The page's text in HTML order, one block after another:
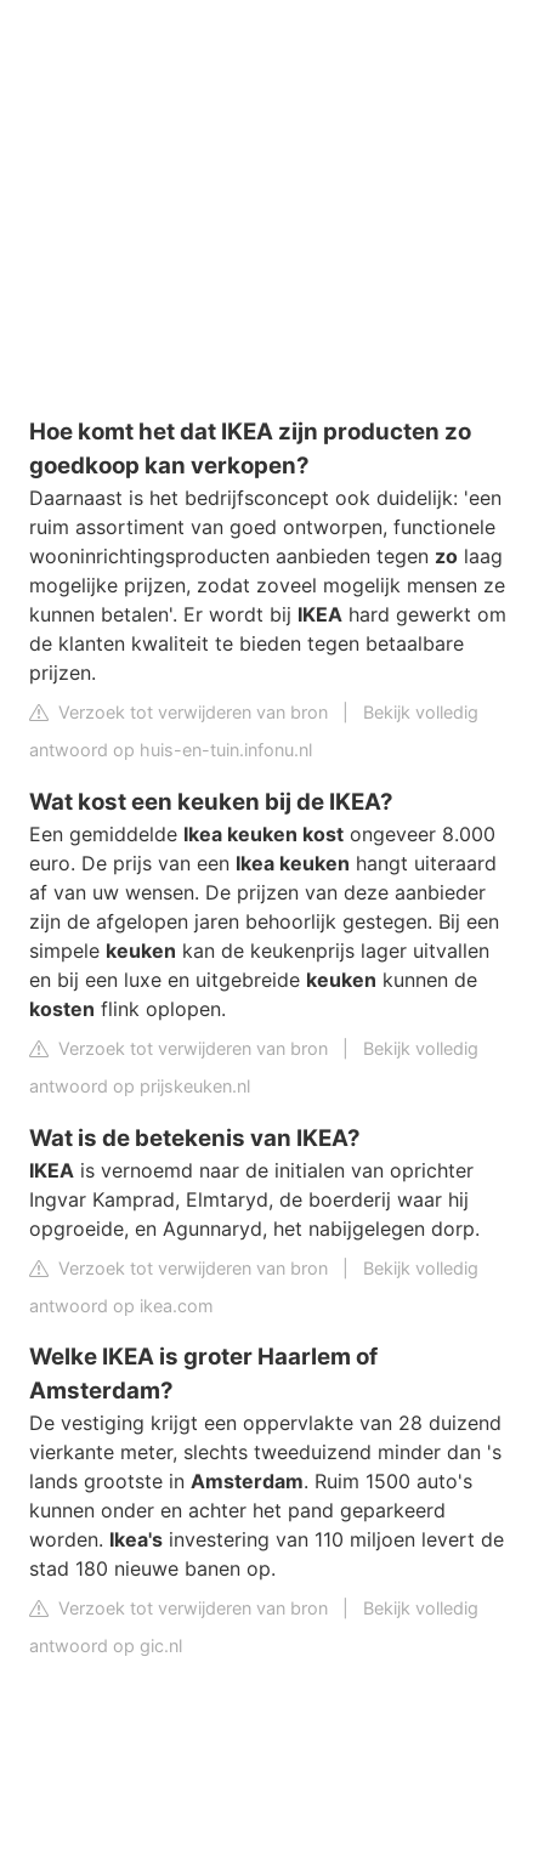
Hoe komt het dat IKEA zijn producten zo
goedkoop kan verkopen?
Daarnaast is het bedrijfsconcept ook duidelijk: 'een
ruim assortiment van goed ontworpen, functionele
wooninrichtingsproducten aanbieden tegen zo laag
mogelijke prijzen, zodat zoveel mogelijk mensen ze
kunnen betalen'. Er wordt bij IKEA hard gewerkt om
de klanten kwaliteit te bieden tegen betaalbare
prijzen.
Verzoek tot verwijderen van bron
Bekijk volledig
antwoord op huis-en-tuin.infonu.nl
Wat kost een keuken bij de IKEA?
Een gemiddelde Ikea keuken kost ongeveer 8.000
euro. De prijs van een Ikea keuken hangt uiteraard
af van uw wensen. De prijzen van deze aanbieder
zijn de afgelopen jaren behoorlijk gestegen. Bij een
simpele keuken kan de keukenprijs lager uitvallen
en bij een luxe en uitgebreide keuken kunnen de
kosten flink oplopen.
Verzoek tot verwijderen van bron
Bekijk volledig
antwoord op prijskeuken.nl
Wat is de betekenis van IKEA?
IKEA is vernoemd naar de initialen van oprichter
Ingvar Kamprad, Elmtaryd, de boerderij waar hij
opgroeide, en Agunnaryd, het nabijgelegen dorp.
Verzoek tot verwijderen van bron
Bekijk volledig
antwoord op ikea.com
Welke IKEA is groter Haarlem of
Amsterdam?
De vestiging krijgt een oppervlakte van 28 duizend
vierkante meter, slechts tweeduizend minder dan 's
lands grootste in Amsterdam. Ruim 1500 auto's
kunnen onder en achter het pand geparkeerd
worden. Ikea's investering van 110 miljoen levert de
stad 180 nieuwe banen op.
Verzoek tot verwijderen van bron
Bekijk volledig
antwoord op gic.nl